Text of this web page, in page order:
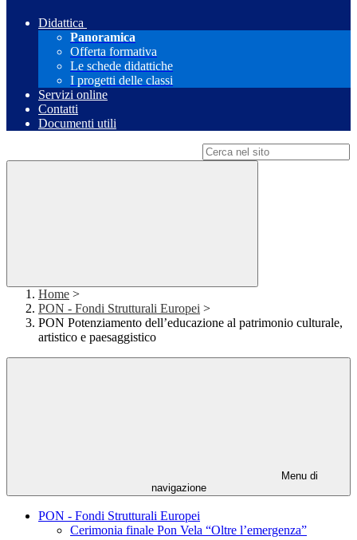
Didattica
Panoramica
Offerta formativa
Le schede didattiche
I progetti delle classi
Servizi online
Contatti
Documenti utili
Home >
PON - Fondi Strutturali Europei >
PON Potenziamento dell’educazione al patrimonio culturale,
artistico e paesaggistico
Menu di
navigazione
PON - Fondi Strutturali Europei
Cerimonia finale Pon Vela “Oltre l’emergenza”